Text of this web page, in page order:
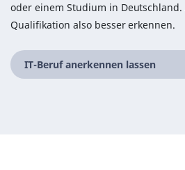
oder einem Studium in
Qualifikation also besser erkennen.
IT-Beruf anerkennen lassen